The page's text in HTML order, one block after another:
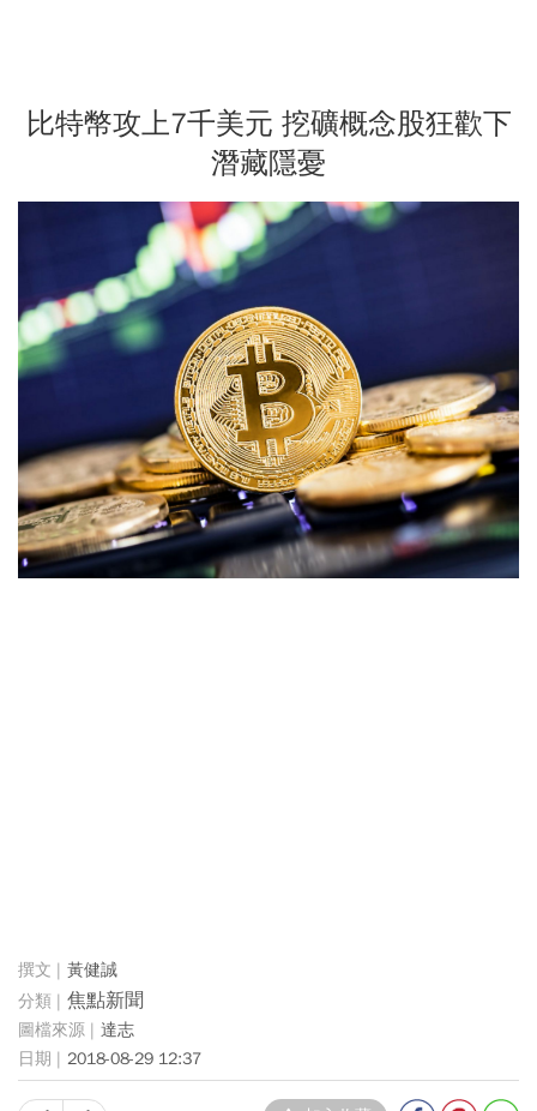
比特幣攻上7千美元 挖礦概念股狂歡下
潛藏隱憂
黃健誠
焦點新聞
達志
2018-08-29 12:37